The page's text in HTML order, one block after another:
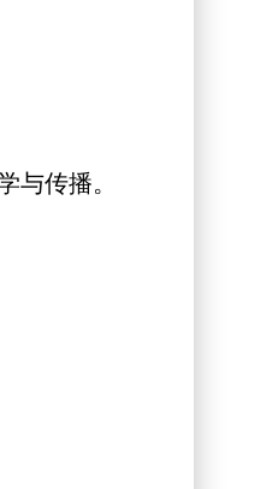
传播。